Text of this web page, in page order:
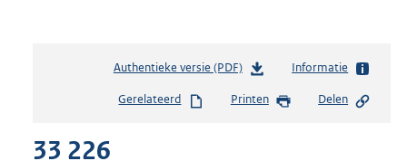
Authentieke versie (PDF)b
s
Informatie
Gerelateerd Printen Delen
33 226